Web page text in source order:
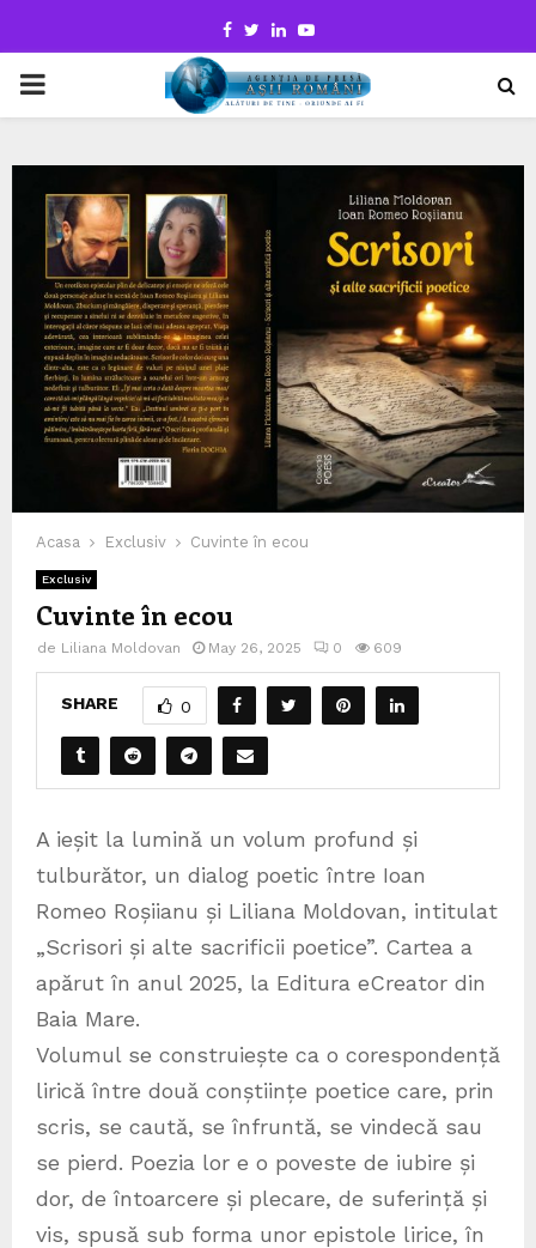
Facebook
TwitterLinkedinYoutube
PRIMARY
Acasa Exclusiv Cuvinte în ecou
Exclusiv
Cuvinte în ecou
de Liliana Moldovan May 26, 2025 0 609
SHARE 0
A ieșit la lumină un volum profund și
tulburător, un dialog poetic între Ioan
Romeo Roșiianu și Liliana Moldovan, intitulat
„Scrisori și alte sacrificii poetice”. Cartea a
apărut în anul 2025, la Editura eCreator din
Baia Mare.
Volumul se construiește ca o corespondență
lirică între două conștiințe poetice care, prin
scris, se caută, se înfruntă, se vindecă sau
se pierd. Poezia lor e o poveste de iubire și
dor, de întoarcere și plecare, de suferință și
vis, spusă sub forma unor epistole lirice, în